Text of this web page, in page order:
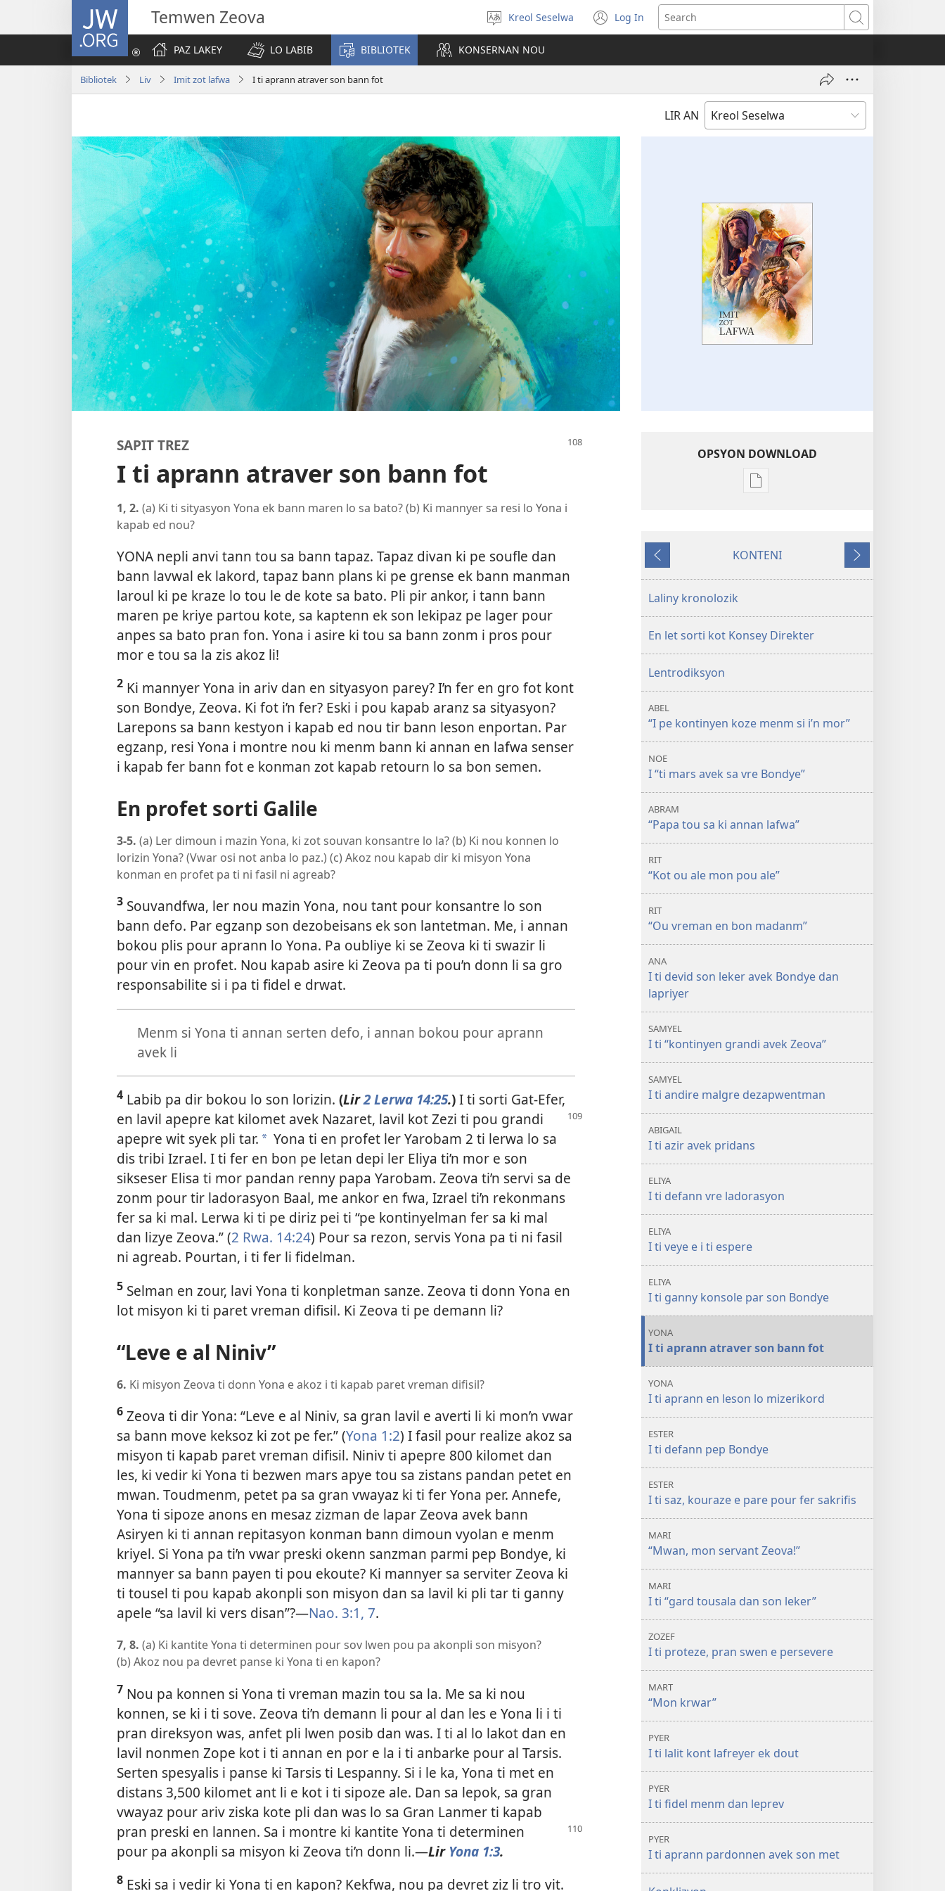
JW.ORG Temwen Zeova
Swazir
en
langaz
Kreol Seselwa Log In
(opens
new
Search
PAZ LAKEY
LO LABIB BIBLIOTEK KONSERNAN NOU
Bibliotek Liv Imit zot lafwa I ti aprann atraver son bann fot
LIR AN
SAPIT TREZ
I ti aprann atraver son bann fot
1, 2. (a) Ki ti sityasyon Yona ek bann maren lo sa bato? (b) Ki mannyer sa resi lo Yona i
kapab ed nou?
YONA nepli anvi tann tou sa bann tapaz. Tapaz divan ki pe soufle dan
bann lavwal ek lakord, tapaz bann plans ki pe grense ek bann manman
laroul ki pe kraze lo tou le de kote sa bato. Pli pir ankor, i tann bann
maren pe kriye partou kote, sa kaptenn ek son lekipaz pe lager pour
anpes sa bato pran fon. Yona i asire ki tou sa bann zonm i pros pour
mor e tou sa la zis akoz li!
2 Ki mannyer Yona in ariv dan en sityasyon parey? I’n fer en gro fot kont
son Bondye, Zeova. Ki fot i’n fer? Eski i pou kapab aranz sa sityasyon?
Larepons sa bann kestyon i kapab ed nou tir bann leson enportan. Par
egzanp, resi Yona i montre nou ki menm bann ki annan en lafwa senser
i kapab fer bann fot e konman zot kapab retourn lo sa bon semen.
En profet sorti Galile
3-5. (a) Ler dimoun i mazin Yona, ki zot souvan konsantre lo la? (b) Ki nou konnen lo
lorizin Yona? (Vwar osi not anba lo paz.) (c) Akoz nou kapab dir ki misyon Yona
konman en profet pa ti ni fasil ni agreab?
3 Souvandfwa, ler nou mazin Yona, nou tant pour konsantre lo son
bann defo. Par egzanp son dezobeisans ek son lantetman. Me, i annan
bokou plis pour aprann lo Yona. Pa oubliye ki se Zeova ki ti swazir li
pour vin en profet. Nou kapab asire ki Zeova pa ti pou’n donn li sa gro
responsabilite si i pa ti fidel e drwat.
Menm si Yona ti annan serten defo, i annan bokou pour aprann
avek li
4 Labib pa dir bokou lo son lorizin. (Lir2 Lerwa 14:25.)I ti sorti Gat-Efer,
en lavil apepre kat kilomet avek Nazaret, lavil kot Zezi ti pou grandi
apepre wit syek pli tar. a Yona ti en profet ler Yarobam 2 ti lerwa lo sa
dis tribi Izrael. I ti fer en bon pe letan depi ler Eliya ti’n mor e son
sikseser Elisa ti mor pandan renny papa Yarobam. Zeova ti’n servi sa de
zonm pour tir ladorasyon Baal, me ankor en fwa, Izrael ti’n rekonmans
fer sa ki mal. Lerwa ki ti pe diriz pei ti “pe kontinyelman fer sa ki mal
dan lizye Zeova.” (2 Rwa. 14:24) Pour sa rezon, servis Yona pa ti ni fasil
ni agreab. Pourtan, i ti fer li fidelman.
5 Selman en zour, lavi Yona ti konpletman sanze. Zeova ti donn Yona en
lot misyon ki ti paret vreman difisil. Ki Zeova ti pe demann li?
“Leve e al Niniv”
6. Ki misyon Zeova ti donn Yona e akoz i ti kapab paret vreman difisil?
6 Zeova ti dir Yona: “Leve e al Niniv, sa gran lavil e averti li ki mon’n vwar
sa bann move keksoz ki zot pe fer.” (Yona 1:2) I fasil pour realize akoz sa
misyon ti kapab paret vreman difisil. Niniv ti apepre 800 kilomet dan
les, ki vedir ki Yona ti bezwen mars apye tou sa zistans pandan petet en
mwan. Toudmenm, petet pa sa gran vwayaz ki ti fer Yona per. Annefe,
Yona ti sipoze anons en mesaz zizman de lapar Zeova avek bann
Asiryen ki ti annan repitasyon konman bann dimoun vyolan e menm
kriyel. Si Yona pa ti’n vwar preski okenn sanzman parmi pep Bondye, ki
mannyer sa bann payen ti pou ekoute? Ki mannyer sa serviter Zeova ki
ti tousel ti pou kapab akonpli son misyon dan sa lavil ki pli tar ti ganny
apele “sa lavil ki vers disan”?​—Nao. 3:1, 7.
7, 8. (a) Ki kantite Yona ti determinen pour sov lwen pou pa akonpli son misyon?
(b) Akoz nou pa devret panse ki Yona ti en kapon?
7 Nou pa konnen si Yona ti vreman mazin tou sa la. Me sa ki nou
konnen, se ki i ti sove. Zeova ti’n demann li pour al dan les e Yona li i ti
pran direksyon was, anfet pli lwen posib dan was. I ti al lo lakot dan en
lavil nonmen Zope kot i ti annan en por e la i ti anbarke pour al Tarsis.
Serten spesyalis i panse ki Tarsis ti Lespanny. Si i le ka, Yona ti met en
distans 3,500 kilomet ant li e kot i ti sipoze ale. Dan sa lepok, sa gran
vwayaz pour ariv ziska kote pli dan was lo sa Gran Lanmer ti kapab
pran preski en lannen. Sa i montre ki kantite Yona ti determinen
pour pa akonpli sa misyon ki Zeova ti’n donn li.​—Lir Yona 1:3.
8 Eski sa i vedir ki Yona ti en kapon? Kekfwa, nou pa devret ziz li tro vit.
OPSYON DOWNLOAD
Opsyon
piblikasyon
zot
lafwa
Avan
KONTENI
Swivan
Laliny kronolozik
En let sorti kot Konsey Direkter
Lentrodiksyon
ABEL
“I pe kontinyen koze menm si i’n mor”
NOE
I “ti mars avek sa vre Bondye”
ABRAM
“Papa tou sa ki annan lafwa”
RIT
“Kot ou ale mon pou ale”
RIT
“Ou vreman en bon madanm”
ANA
I ti devid son leker avek Bondye dan
lapriyer
SAMYEL
I ti “kontinyen grandi avek Zeova”
SAMYEL
I ti andire malgre dezapwentman
ABIGAIL
I ti azir avek pridans
ELIYA
I ti defann vre ladorasyon
ELIYA
I ti veye e i ti espere
ELIYA
I ti ganny konsole par son Bondye
YONA
I ti aprann atraver son bann fot
YONA
I ti aprann en leson lo mizerikord
ESTER
I ti defann pep Bondye
ESTER
I ti saz, kouraze e pare pour fer sakrifis
MARI
“Mwan, mon servant Zeova!”
MARI
I ti “gard tousala dan son leker”
ZOZEF
I ti proteze, pran swen e persevere
MART
“Mon krwar”
PYER
I ti lalit kont lafreyer ek dout
PYER
I ti fidel menm dan leprev
PYER
I ti aprann pardonnen avek son met